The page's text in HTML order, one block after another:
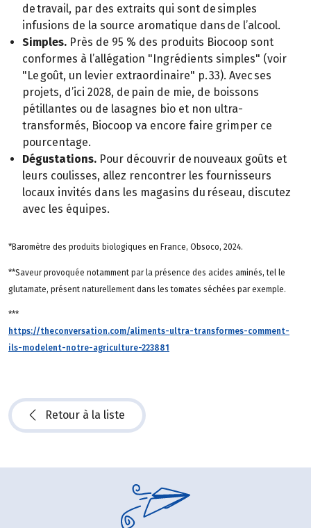
de travail, par des extraits qui sont de simples
infusions de la source aromatique dans de l’alcool.
Simples. Près de 95 % des produits Biocoop sont
conformes à l’allégation "Ingrédients simples" (voir
"Le goût, un levier extraordinaire" p. 33). Avec ses
projets, d’ici 2028, de pain de mie, de boissons
pétillantes ou de lasagnes bio et non ultra-
transformés, Biocoop va encore faire grimper ce
pourcentage.
Dégustations. Pour découvrir de nouveaux goûts et
leurs coulisses, allez rencontrer les fournisseurs
locaux invités dans les magasins du réseau, discutez
avec les équipes.
*Baromètre des produits biologiques en France, Obsoco, 2024.
**Saveur provoquée notamment par la présence des acides aminés, tel le
glutamate, présent naturellement dans les tomates séchées par exemple.
***
https://theconversation.com/aliments-ultra-transformes-comment-
ils-modelent-notre-agriculture-223881
Retour à la liste